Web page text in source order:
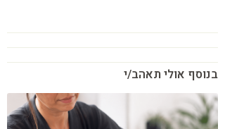
בנוסף אולי תאהב/י